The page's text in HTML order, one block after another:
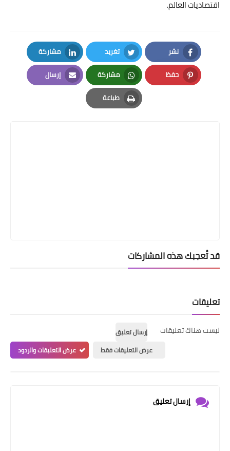
اقتصاديات العالم.
نشر
Facebook
تغريد
Twitter
مشاركة
LinkedIn
حفظ
Pinterest
مشاركة
Whatsapp
إرسال
Email
طباعة
Print
قد تُعجبك هذه المشاركات
تعليقات
ليست هناك تعليقات
إرسال تعليق
عرض التعليقات فقط
عرض التعليقات والردود
إرسال تعليق